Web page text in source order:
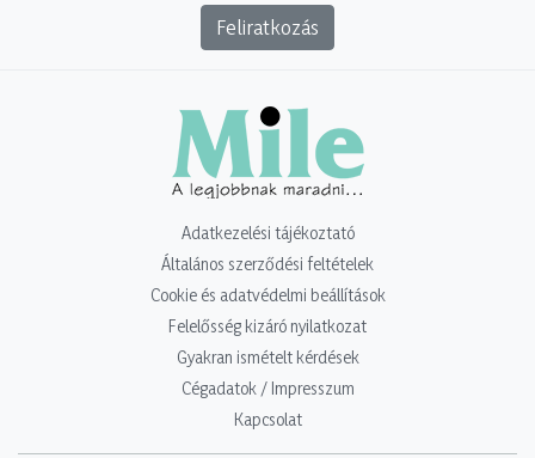
Feliratkozás
Adatkezelési tájékoztató
Általános szerződési feltételek
Cookie és adatvédelmi beállítások
Felelősség kizáró nyilatkozat
Gyakran ismételt kérdések
Cégadatok / Impresszum
Kapcsolat